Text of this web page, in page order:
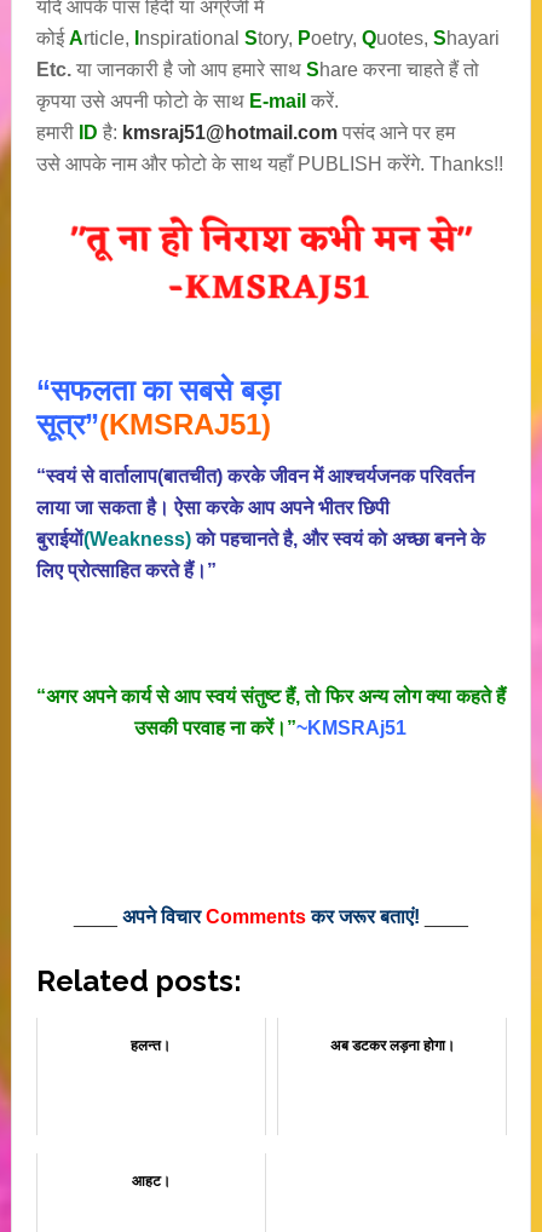
यदि आपके पास हिंदी या अंग्रेजी में
कोईArticle, nspirational Story, Poetry, Quotes, Shayari
Etc.या जानकारी है जो आप हमारे साथ Share करना चाहते हैं तो
कृपया उसे अपनी फोटो के साथ E-mail करें.
हमारी
ID है: kmsraj51@hotmail.com पसंद आने पर हम
उसे आपके नाम और फोटो के साथ यहाँ PUBLISH करेंगे. Thanks!!
“सफलता का सबसे बड़ा
सूत्र”(KMSRAJ51)
“स्वयं से वार्तालाप(बातचीत) करके जीवन में आश्चर्यजनक परिवर्तन
लाया जा सकता है। ऐसा करके आप अपने भीतर छिपी
बुराईयाें(Weakness)काे पहचानते है, और स्वयं काे अच्छा बनने के
लिए प्रोत्साहित करते हैं।”
“अगर अपने कार्य से आप स्वयं संतुष्ट हैं, ताे फिर अन्य लोग क्या कहते हैं
उसकी परवाह ना करें।”~KMSRAj51
अपने विचारCommentsकर जरूर बताएं!
Related posts:
हलन्त। अब डटकर लड़ना होगा।
आहट।